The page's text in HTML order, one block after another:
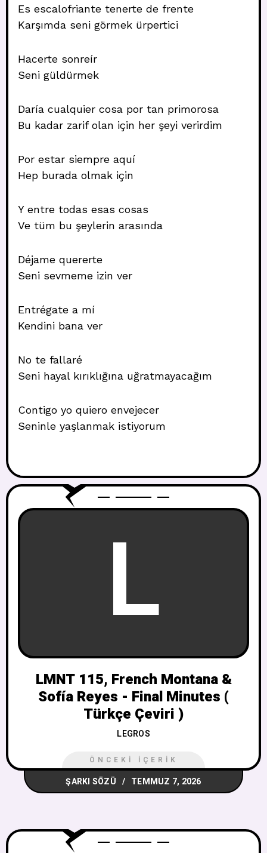
Es escalofriante tenerte de frente
Karşımda seni görmek ürpertici
Hacerte sonreír
Seni güldürmek
Daría cualquier cosa por tan primorosa
Bu kadar zarif olan için her şeyi verirdim
Por estar siempre aquí
Hep burada olmak için
Y entre todas esas cosas
Ve tüm bu şeylerin arasında
Déjame quererte
Seni sevmeme izin ver
Entrégate a mí
Kendini bana ver
No te fallaré
Seni hayal kırıklığına uğratmayacağım
Contigo yo quiero envejecer
Seninle yaşlanmak istiyorum
L
LMNT 115, French Montana &
Sofía Reyes - Final Minutes (
Türkçe Çeviri )
LEGROS
ÖNCEKI İÇERIK
ŞARKI SÖZÜ TEMMUZ 7, 2026